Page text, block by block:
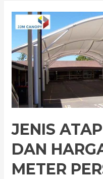
JENIS
DAN
METER